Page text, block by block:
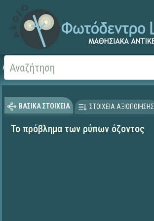
Αρχική
ΒΑΣΙΚΑ ΣΤΟΙΧΕΙΑ ΣΤΟΙΧΕΙΑ ΑΞΙΟΠΟΙΗΣΗΣ
Το πρόβλημα των ρύπων όζοντος